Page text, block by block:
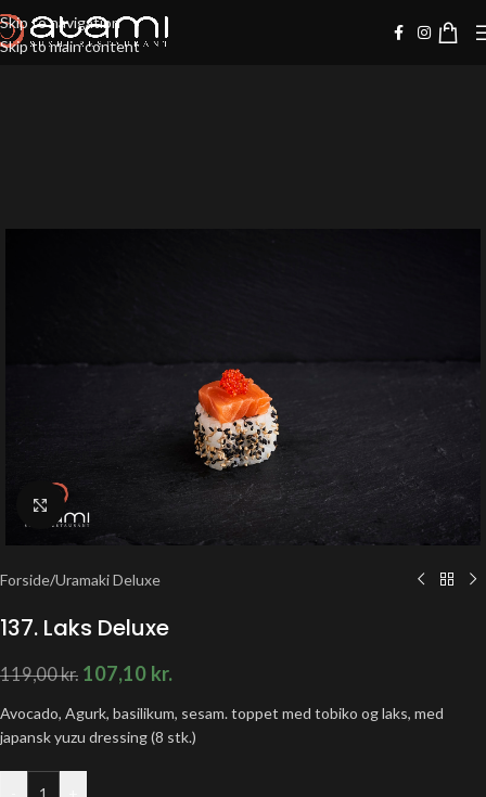
Skip to navigation
Skip to main content
Klik for at forstørre
Forside/Uramaki Deluxe
137. Laks Deluxe
119,00kr. 107,10 kr.
Avocado, Agurk, basilikum, sesam. toppet med tobiko og laks, med
japansk yuzu dressing (8 stk.)